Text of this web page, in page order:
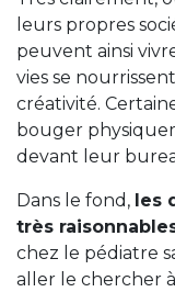
leurs propres
peuvent ainsi
vies se
créativité.
bouger
devant leur
Dans le fond, les
très
chez le pédiatre
aller le chercher